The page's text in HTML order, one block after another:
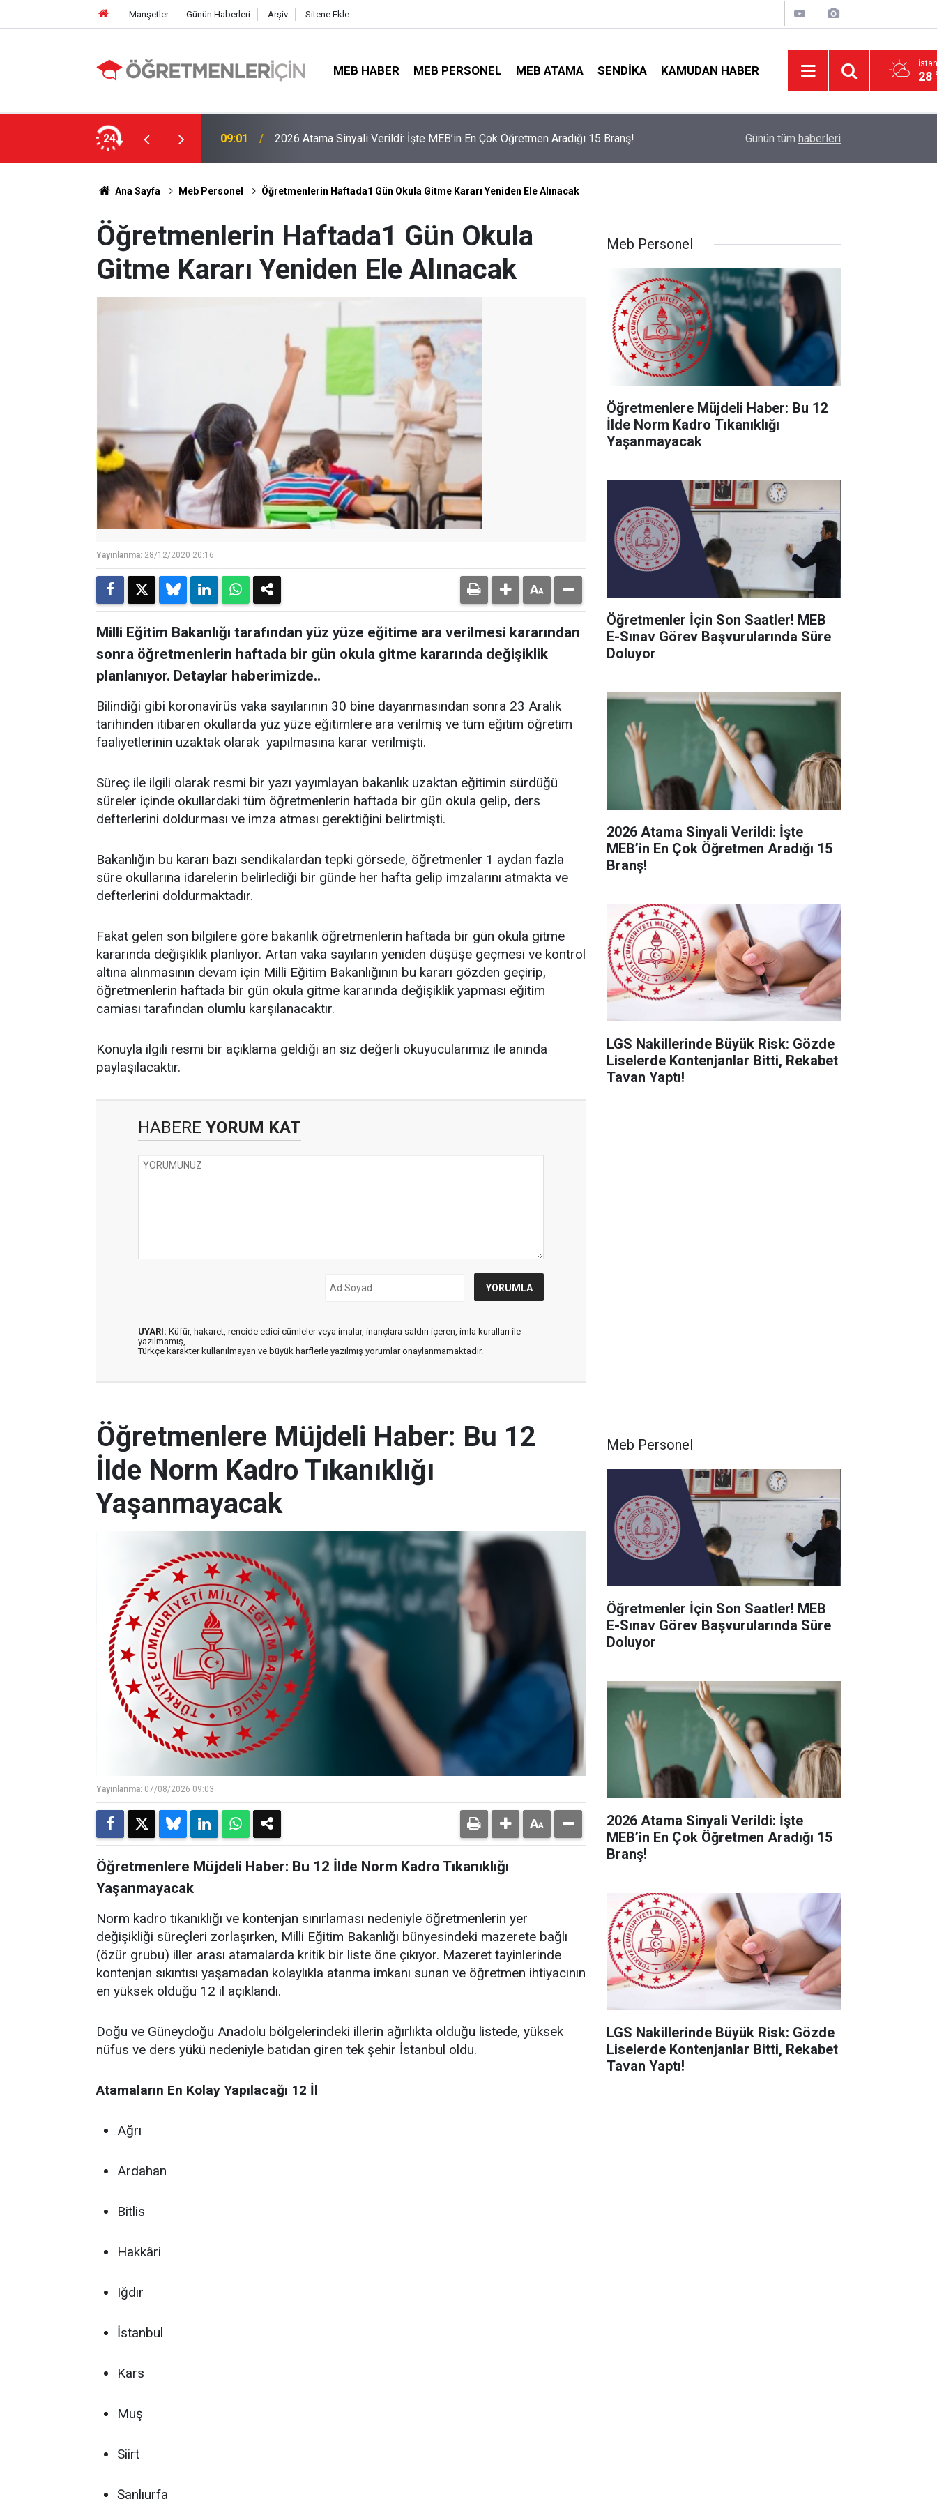
Manşetler Günün Haberleri Arşiv Sitene Ekle
MEB HABER MEB PERSONEL MEB ATAMA SENDIKA KAMUDAN HABER 28
24
E-Sınav Görev Başvurularında Süre
09:01 2026 Atama Sinyali Verildi: İşte MEB’in En Çok Öğretmen Aradığı 15 Branş!
Tavan Yaptı!
Günün tüm haberleri
Ana Sayfa Meb Personel Öğretmenlerin Haftada1 Gün Okula Gitme Kararı Yeniden Ele Alınacak
Öğretmenlerin Haftada1 Gün Okula
Gitme Kararı Yeniden Ele Alınacak
Yayınlanma: 28/12/2020 20:16
Milli Eğitim Bakanlığı tarafından yüz yüze eğitime ara verilmesi kararından
sonra öğretmenlerin haftada bir gün okula gitme kararında değişiklik
planlanıyor. Detaylar haberimizde..
Bilindiği gibi koronavirüs vaka sayılarının 30 bine dayanmasından sonra 23 Aralık
tarihinden itibaren okullarda yüz yüze eğitimlere ara verilmiş ve tüm eğitim öğretim
faaliyetlerinin uzaktak olarak yapılmasına karar verilmişti.
Süreç ile ilgili olarak resmi bir yazı yayımlayan bakanlık uzaktan eğitimin sürdüğü
süreler içinde okullardaki tüm öğretmenlerin haftada bir gün okula gelip, ders
defterlerini doldurması ve imza atması gerektiğini belirtmişti.
Bakanlığın bu kararı bazı sendikalardan tepki görsede, öğretmenler 1 aydan fazla
süre okullarına idarelerin belirlediği bir günde her hafta gelip imzalarını atmakta ve
defterlerini doldurmaktadır.
Fakat gelen son bilgilere göre bakanlık öğretmenlerin haftada bir gün okula gitme
kararında değişiklik planlıyor. Artan vaka sayıların yeniden düşüşe geçmesi ve kontrol
altına alınmasının devam için Milli Eğitim Bakanlığının bu kararı gözden geçirip,
öğretmenlerin haftada bir gün okula gitme kararında değişiklik yapması eğitim
camiası tarafından olumlu karşılanacaktır.
Konuyla ilgili resmi bir açıklama geldiği an siz değerli okuyucularımız ile anında
paylaşılacaktır.
HABERE YORUM KAT
UYARI: Küfür, hakaret, rencide edici cümleler veya imalar, inançlara saldırı içeren, imla kuralları ile
yazılmamış,
Türkçe karakter kullanılmayan ve büyük harflerle yazılmış yorumlar onaylanmamaktadır.
Meb Personel
Öğretmenlere Müjdeli Haber: Bu 12
İlde Norm Kadro Tıkanıklığı
Yaşanmayacak
Öğretmenler İçin Son Saatler! MEB
E-Sınav Görev Başvurularında Süre
Doluyor
2026 Atama Sinyali Verildi: İşte
MEB’in En Çok Öğretmen Aradığı 15
Branş!
LGS Nakillerinde Büyük Risk: Gözde
Liselerde Kontenjanlar Bitti, Rekabet
Tavan Yaptı!
Öğretmenlere Müjdeli Haber: Bu 12
İlde Norm Kadro Tıkanıklığı
Yaşanmayacak
Yayınlanma: 07/08/2026 09:03
Öğretmenlere Müjdeli Haber: Bu 12 İlde Norm Kadro Tıkanıklığı
Yaşanmayacak
Norm kadro tıkanıklığı ve kontenjan sınırlaması nedeniyle öğretmenlerin yer
değişikliği süreçleri zorlaşırken, Milli Eğitim Bakanlığı bünyesindeki mazerete bağlı
(özür grubu) iller arası atamalarda kritik bir liste öne çıkıyor. Mazeret tayinlerinde
kontenjan sıkıntısı yaşamadan kolaylıkla atanma imkanı sunan ve öğretmen ihtiyacının
en yüksek olduğu 12 il açıklandı.
Doğu ve Güneydoğu Anadolu bölgelerindeki illerin ağırlıkta olduğu listede, yüksek
nüfus ve ders yükü nedeniyle batıdan giren tek şehir İstanbul oldu.
Atamaların En Kolay Yapılacağı 12 İl
Ağrı
Ardahan
Bitlis
Hakkâri
Iğdır
İstanbul
Kars
Muş
Siirt
Şanlıurfa
Meb Personel
Öğretmenler İçin Son Saatler! MEB
E-Sınav Görev Başvurularında Süre
Doluyor
2026 Atama Sinyali Verildi: İşte
MEB’in En Çok Öğretmen Aradığı 15
Branş!
LGS Nakillerinde Büyük Risk: Gözde
Liselerde Kontenjanlar Bitti, Rekabet
Tavan Yaptı!